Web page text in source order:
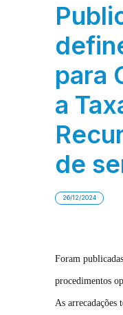
para
a
de
26/12/2024
Foram
procedimentos
As